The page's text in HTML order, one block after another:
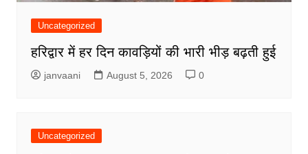
Uncategorized
हरिद्वार में हर दिन कावड़ियों की भारी भीड़ बढ़ती हुई
janvaani August 5, 2026 0
Uncategorized